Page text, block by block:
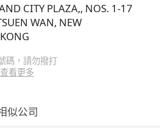
CITY PLAZA,, NOS. 1-17
WAN, NEW
碼，請勿撥打
查看更多
似公司